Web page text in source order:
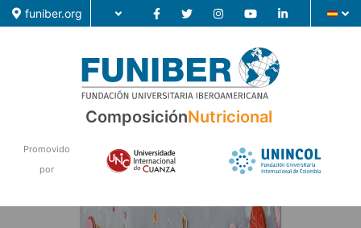
funiber.org
Investigación
ComposiciónNutricional
Promovido
por